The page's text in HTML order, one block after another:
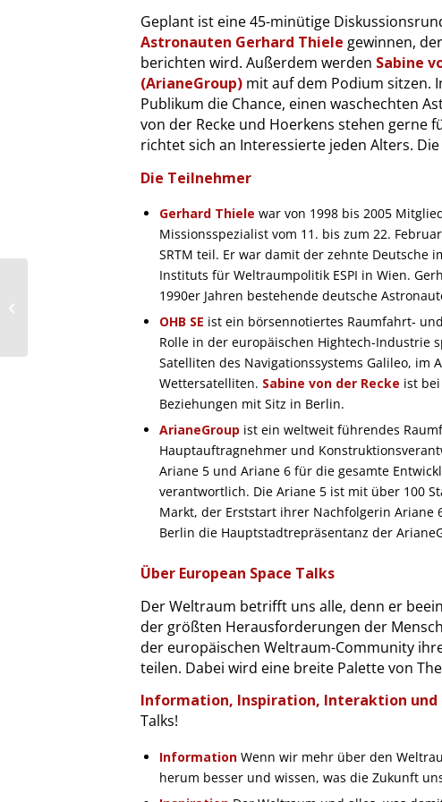
Geplant ist eine 45-minütige
Astronauten Gerhard Thiele gewinnen,
berichten wird. Außerdem werden Sabine
(ArianeGroup) mit auf dem Podium sitzen.
Publikum die Chance, einen waschechten
von der Recke und Hoerkens stehen gerne
richtet sich an Interessierte jeden Alters.
Die Teilnehmer
Gerhard Thiele war von 1998 bis 2005
Missionsspezialist vom 11. bis zum 22.
SRTM teil. Er war damit der zehnte Deutsche
Instituts für Weltraumpolitik ESPI in Wien.
1990er Jahren bestehende deutsche
OHB SE ist ein börsennotiertes Raumfahrt-
Rolle in der europäischen Hightech-Industrie
Satelliten des Navigationssystems Galileo, im
Wettersatelliten. Sabine von der Recke ist
Beziehungen mit Sitz in Berlin.
ArianeGroup ist ein weltweit führendes
Hauptauftragnehmer und
Ariane 5 und Ariane 6 für die gesamte
verantwortlich. Die Ariane 5 ist mit über 100
Markt, der Erststart ihrer Nachfolgerin Ariane
Berlin die Hauptstadtrepräsentanz der
Über European Space Talks
Der Weltraum betrifft uns alle, denn er
der größten Herausforderungen der
der europäischen Weltraum-Community
teilen. Dabei wird eine breite Palette von
Information, Inspiration, Interaktion und
Talks!
Information Wenn wir mehr über den
herum besser und wissen, was die Zukunft